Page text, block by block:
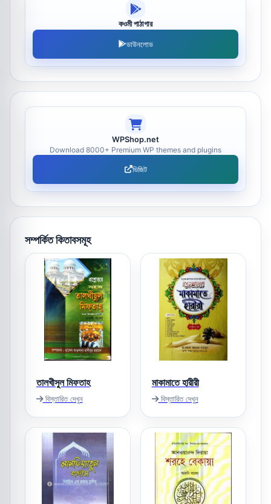
কওমী পাঠাগার
ডাউনলোড
WPShop.net
Download 8000+ Premium WP themes and plugins
ভিজিট
সম্পর্কিত কিতাবসমূহ
তালখীসুল মিফতাহ
বিস্তারিত দেখুন
মাকামাতে হারীরী
বিস্তারিত দেখুন